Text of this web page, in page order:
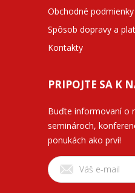
Obchodné podmienky
Spôsob dopravy a
Kontakty
PRIPOJTE SA K
Buďte informovaní o
seminároch,
ponukách ako prví!